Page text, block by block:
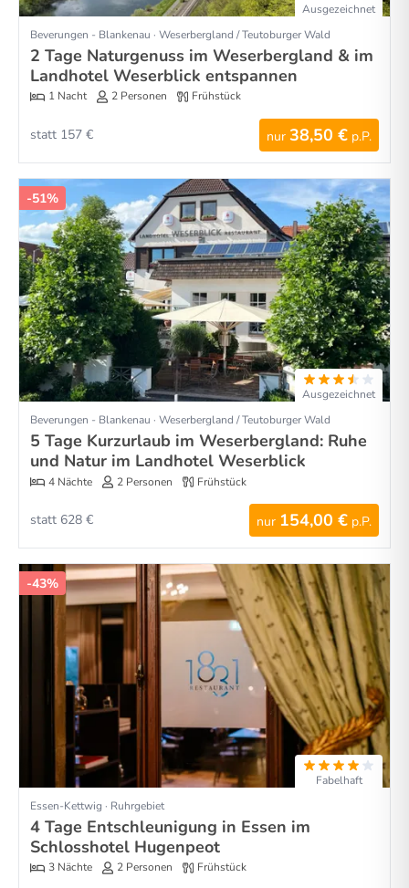
Ausgezeichnet
Beverungen - Blankenau · Weserbergland / Teutoburger Wald
2 Tage Naturgenuss im Weserbergland & im
Landhotel Weserblick entspannen
1 Nacht 2 Personen Frühstück
nur 38,50 € p.P.
statt 157 €
-51%
Ausgezeichnet
Beverungen - Blankenau · Weserbergland / Teutoburger Wald
5 Tage Kurzurlaub im Weserbergland: Ruhe
und Natur im Landhotel Weserblick
4 Nächte 2 Personen Frühstück
nur 154,00 € p.P.
statt 628 €
-43%
Fabelhaft
Essen-Kettwig · Ruhrgebiet
4 Tage Entschleunigung in Essen im
Schlosshotel Hugenpeot
3 Nächte 2 Personen Frühstück